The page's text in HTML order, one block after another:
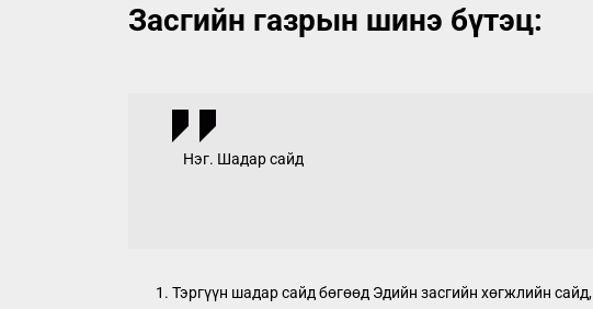
Засгийн газрын шинэ бүтэц:
Нэг. Шадар сайд
Тэргүүн шадар сайд бөгөөд Эдийн засгийн хөгжлийн сайд,